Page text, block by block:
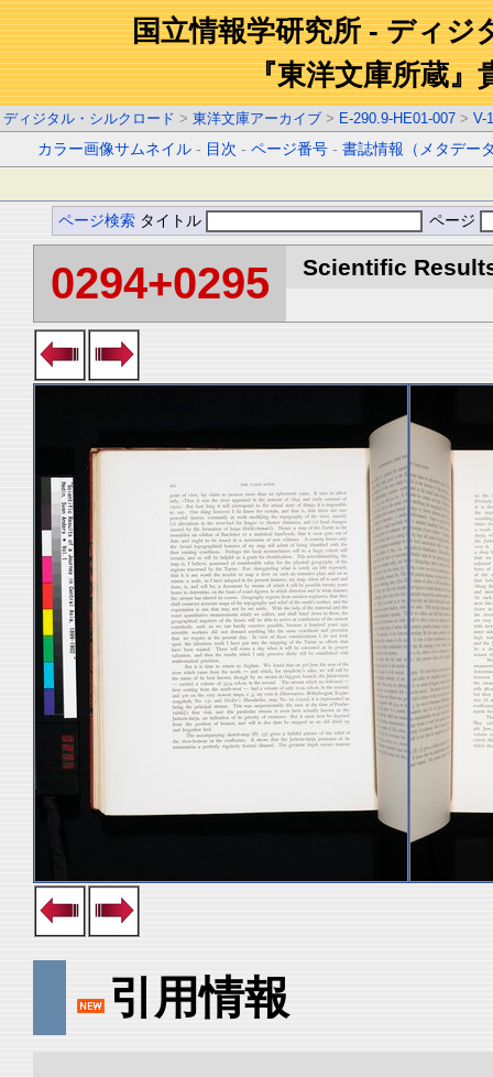
国立情報学研究所 - ディジ
『東洋文庫所蔵』
ディジタル・シルクロード > 東洋文庫アーカイブ > E-290.9-HE01-007 > V-1
カラー画像サムネイル - 目次 -ページ番号 -書誌情報（メタデー
ページ検索 タイトル ページ
0294+0295 Scientific
引用情報